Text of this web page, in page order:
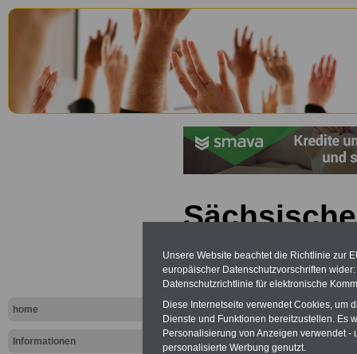
home
Informationen
Unsere Website beachtet die Richtlinie zur
europäischer Datenschutzvorschriften
Datenschutzrichtlinie für elektronische
Diese Internetseite verwendet Cookies, um
Dienste und Funktionen bereitzustellen. Es
Personalisierung von Anzeigen verwendet
personalisierte Werbung genutzt.